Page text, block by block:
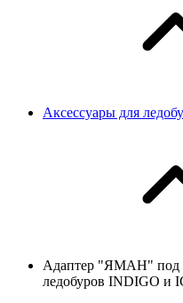
Аксессуары для
Адаптер "ЯМАН" под
ледобуров INDIGO и